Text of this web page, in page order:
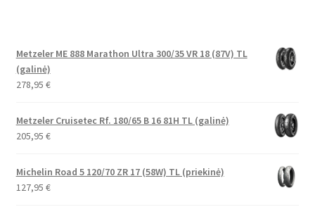
Metzeler ME 888 Marathon Ultra 300/35 VR 18 (87V) TL
(galinė)
278,95 €
Metzeler Cruisetec Rf. 180/65 B 16 81H TL (galinė)
205,95 €
Michelin Road 5 120/70 ZR 17 (58W) TL (priekinė)
127,95 €